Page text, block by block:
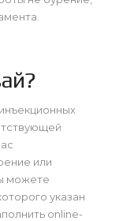
или
можете
указан
online-